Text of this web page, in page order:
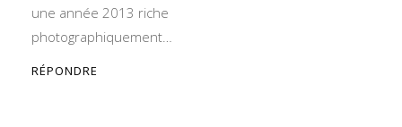
une année 2013 riche
photographiquement…
RÉPONDRE